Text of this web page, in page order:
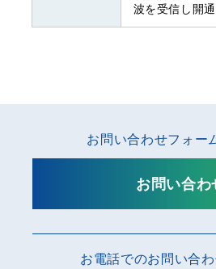
波を受信し開通
お電話でのお問い合
お問い合わせフォー
お問い合わ